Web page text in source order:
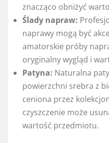
znacząco obniżyć
Ślady napraw:
naprawy mogą być
amatorskie próby
oryginalny wygląd i
Patyna: Naturalna
powierzchni srebra z
ceniona przez
czyszczenie może
wartość przedmiotu.